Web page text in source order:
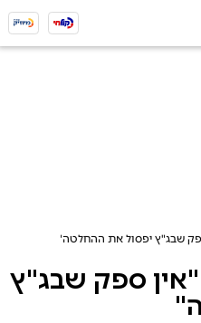
שבג"ץ יפסול את ההחלטה"
ספק שבג"ץ